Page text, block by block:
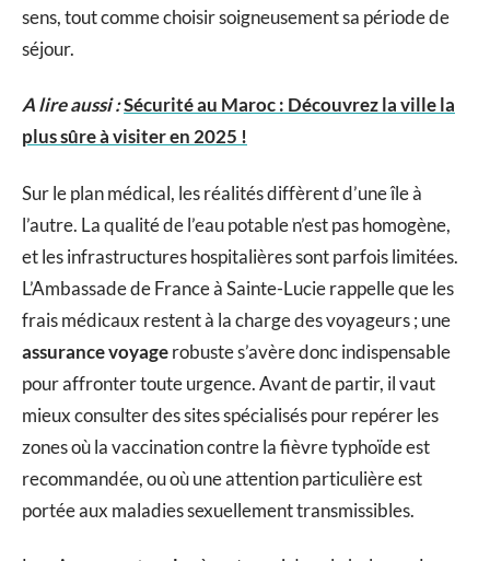
sens, tout comme choisir soigneusement sa période de
séjour.
A lire aussi :Sécurité au Maroc : Découvrez la ville la
plus sûre à visiter en 2025 !
Sur le plan médical, les réalités diffèrent d’une île à
l’autre. La qualité de l’eau potable n’est pas homogène,
et les infrastructures hospitalières sont parfois limitées.
L’Ambassade de France à Sainte-Lucie rappelle que les
frais médicaux restent à la charge des voyageurs ; une
assurance voyagerobuste s’avère donc indispensable
pour affronter toute urgence. Avant de partir, il vaut
mieux consulter des sites spécialisés pour repérer les
zones où la vaccination contre la fièvre typhoïde est
recommandée, ou où une attention particulière est
portée aux maladies sexuellement transmissibles.